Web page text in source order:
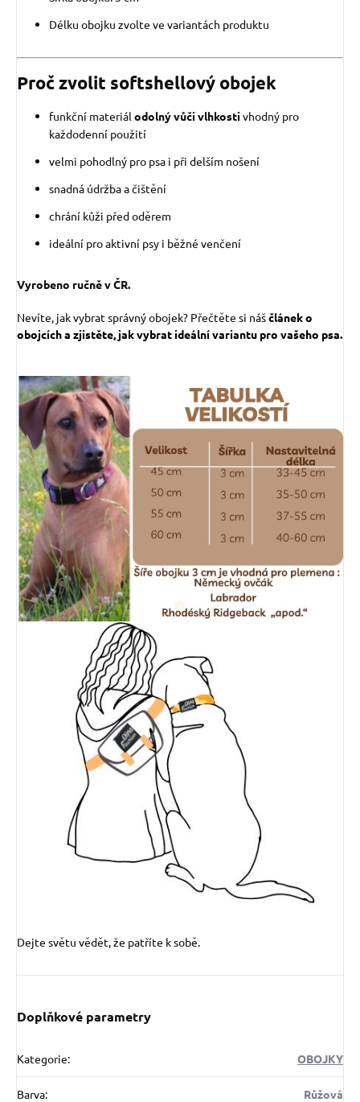
Délku obojku zvolte ve variantách produktu
Proč zvolit softshellový obojek
funkční materiál odolný vůči vlhkostivhodný pro
každodenní použití
velmi pohodlný pro psa i při delším nošení
snadná údržba a čištění
chrání kůži před oděrem
ideální pro aktivní psy i běžné venčení
Vyrobeno ručně v ČR.
Nevíte, jak vybrat správný obojek? Přečtěte si náščlánek o
obojcích a zjistěte, jak vybrat ideální variantu pro vašeho psa.
Dejte světu vědět, že patříte k sobě.
Doplňkové parametry
Kategorie: OBOJKY
Barva: Růžová